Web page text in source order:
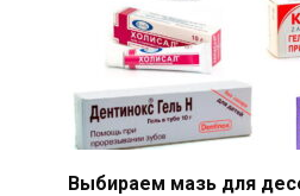
Выбираем мазь для